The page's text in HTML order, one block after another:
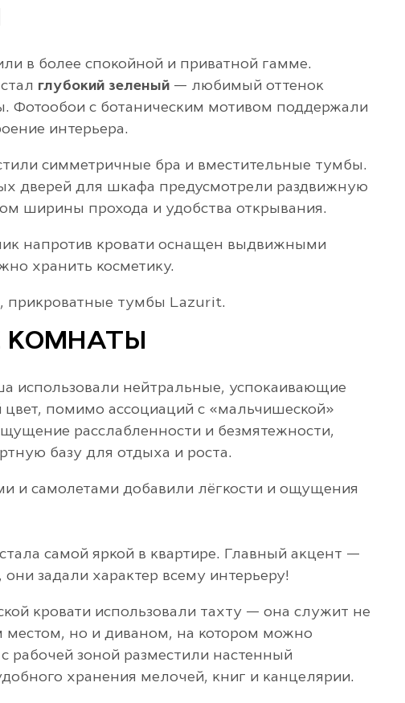
в более спокойной и приватной гамме.
глубокий зеленый— любимый оттенок
Фотообои с ботаническим мотивом поддержали
интерьера.
симметричные бра и вместительные тумбы.
дверей для шкафа предусмотрели раздвижную
ширины прохода и удобства открывания.
напротив кровати оснащен выдвижными
хранить косметику.
прикроватные тумбы Lazurit.
КОМНАТЫ
использовали нейтральные, успокаивающие
цвет, помимо ассоциаций с «мальчишеской»
расслабленности и безмятежности,
базу для отдыха и роста.
и самолетами добавили лёгкости и ощущения
самой яркой в квартире. Главный акцент —
задали характер всему интерьеру!
кровати использовали тахту — она служит не
местом, но и диваном, на котором можно
рабочей зоной разместили настенный
хранения мелочей, книг и канцелярии.